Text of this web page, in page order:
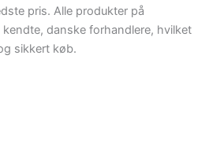
pris. Alle produkter på
danske forhandlere, hvilket
sikkert køb.